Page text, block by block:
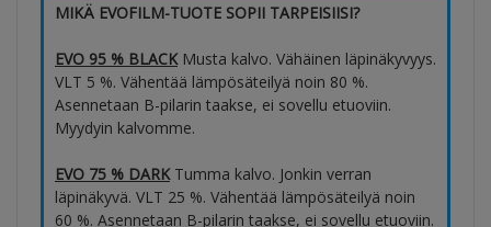
MIKÄ EVOFILM-TUOTE SOPII TARPEISIISI?
EVO 95 % BLACKMusta kalvo. Vähäinen läpinäkyvyys.
VLT 5 %. Vähentää lämpösäteilyä noin 80 %.
Asennetaan B-pilarin taakse, ei sovellu etuoviin.
Myydyin kalvomme.
EVO 75 % DARKTumma kalvo. Jonkin verran
läpinäkyvä. VLT 25 %. Vähentää lämpösäteilyä noin
60 %. Asennetaan B-pilarin taakse, ei sovellu etuoviin.